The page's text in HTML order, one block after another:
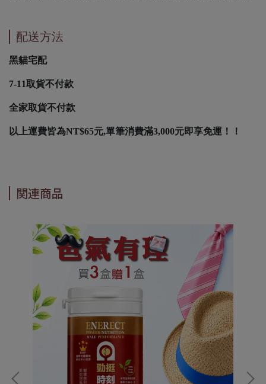
配送方法
黑貓宅配
7-11取貨不付款
全家取貨不付款
以上運費皆為NT$65元,單筆消費滿3,000元即享免運！！
関連商品